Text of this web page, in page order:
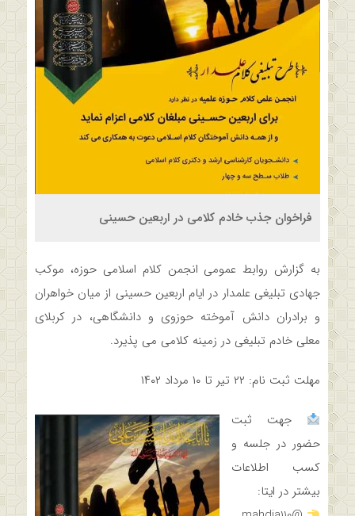
فراخوان جذب خادم کلامی در اربعین حسینی
به گزارش روابط عمومی انجمن کلام اسلامی حوزه، موکب
جهادی تبلیغی علمدار در ایام اربعین حسینی از میان خواهران
و برادران دانش آموخته حوزوی و دانشگاهی، در کربلای
معلی خادم تبلیغی در زمینه کلامی می پذیرد.
مهلت ثبت نام: ۲۲ تیر تا ۱۰ مرداد ۱۴۰۲
جهت ثبت
حضور در جلسه و
کسب اطلاعات
بیشتر در ایتا: